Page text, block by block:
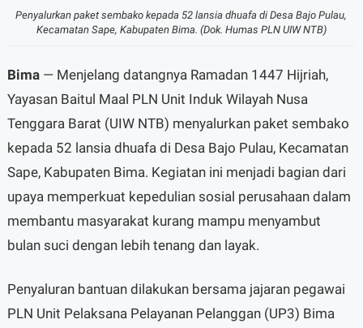
Penyalurkan paket sembako kepada 52 lansia dhuafa di Desa Bajo Pulau,
Kecamatan Sape, Kabupaten Bima. (Dok. Humas PLN UIW NTB)
Bima— Menjelang datangnya Ramadan 1447 Hijriah,
Yayasan Baitul Maal PLN Unit Induk Wilayah Nusa
Tenggara Barat (UIW NTB) menyalurkan paket sembako
kepada 52 lansia dhuafa di Desa Bajo Pulau, Kecamatan
Sape, Kabupaten Bima. Kegiatan ini menjadi bagian dari
upaya memperkuat kepedulian sosial perusahaan dalam
membantu masyarakat kurang mampu menyambut
bulan suci dengan lebih tenang dan layak.
Penyaluran bantuan dilakukan bersama jajaran pegawai
PLN Unit Pelaksana Pelayanan Pelanggan (UP3) Bima